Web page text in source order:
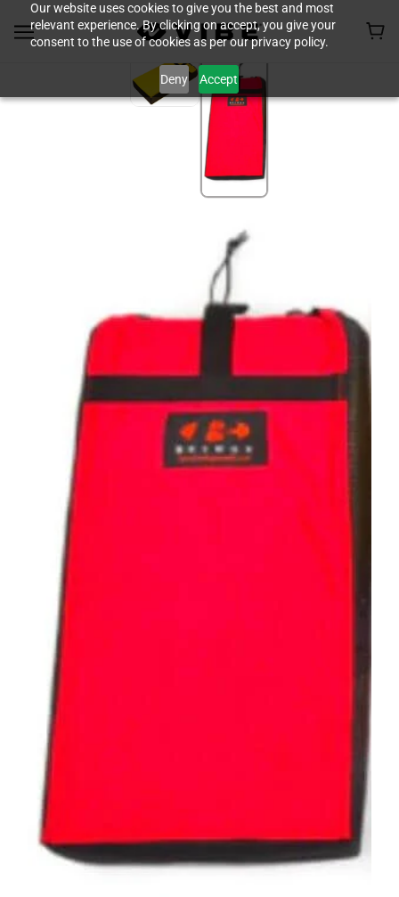
Our website uses cookies to give you the best and most
relevant experience. By clicking on accept, you give your
consent to the use of cookies as per our privacy policy.
Deny Accept